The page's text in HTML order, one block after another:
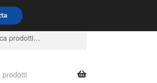
290
prodotti